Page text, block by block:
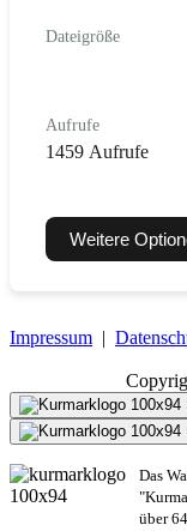
Dateigröße
Aufrufe
1459 Aufrufe
Weitere
Impressum |
Das
über